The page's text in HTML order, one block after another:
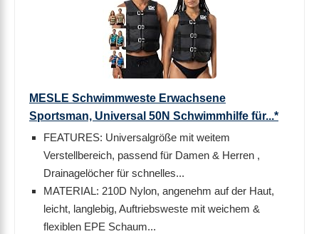
MESLE Schwimmweste Erwachsene
Sportsman, Universal 50N Schwimmhilfe für...*
FEATURES: Universalgröße mit weitem
Verstellbereich, passend für Damen & Herren ,
Drainagelöcher für schnelles...
MATERIAL: 210D Nylon, angenehm auf der Haut,
leicht, langlebig, Auftriebsweste mit weichem &
flexiblen EPE Schaum...